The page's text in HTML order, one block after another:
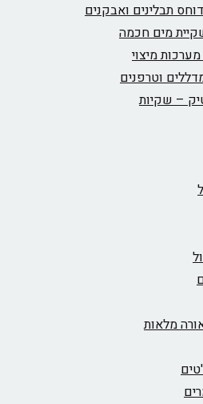
תבלינים ואבקנים
מים חכמה
מיצוי
וטרפנים
– שקיות
מלאות